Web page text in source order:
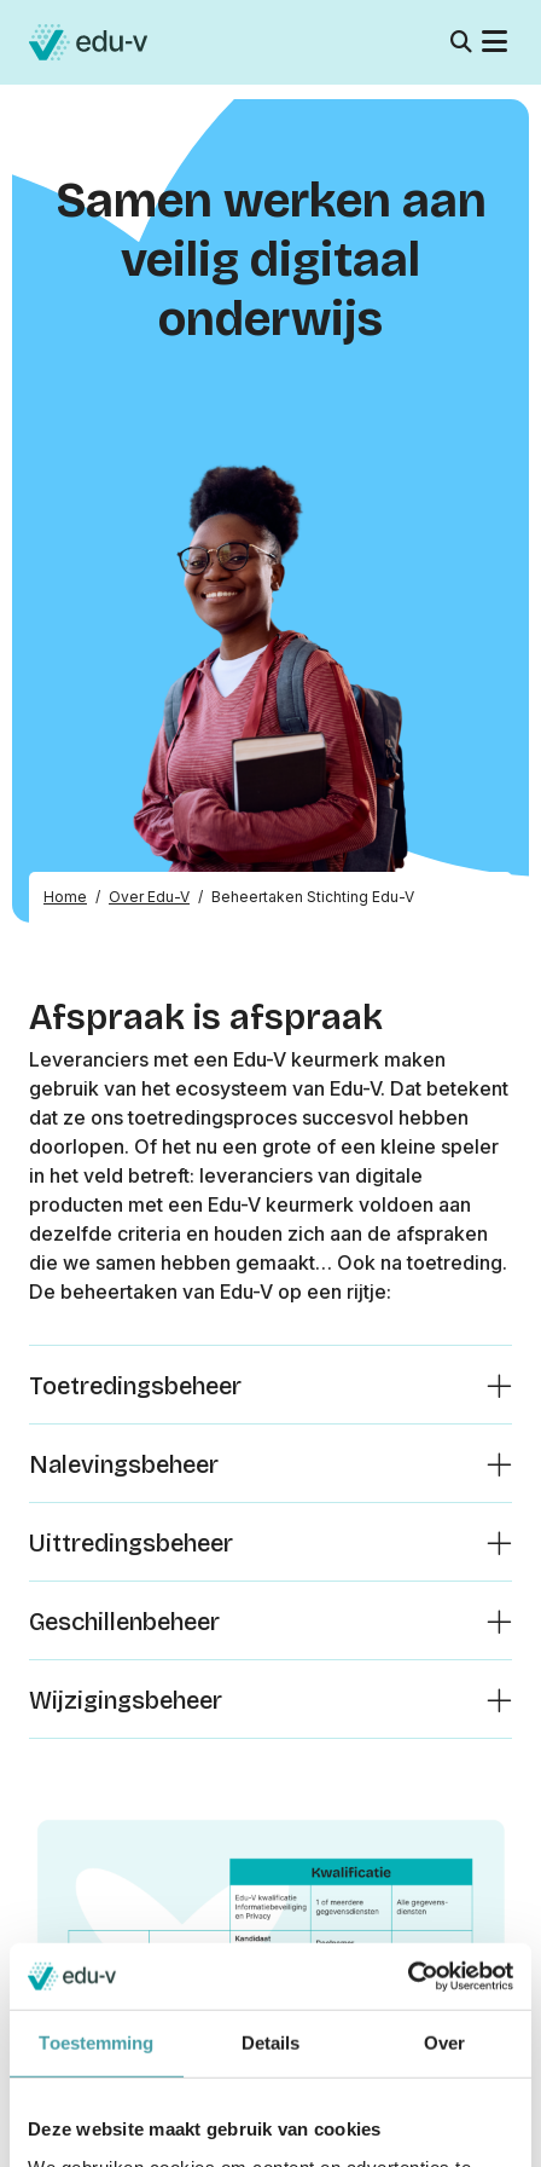
Toestemming Details Over
Deze website maakt gebruik van cookies
Samen werken aan
veilig digitaal
onderwijs
Home / Over Edu-V / Beheertaken Stichting Edu-V
Afspraak is afspraak
Leveranciers met een Edu-V keurmerk maken
gebruik van het ecosysteem van Edu-V. Dat betekent
dat ze ons toetredingsproces succesvol hebben
doorlopen. Of het nu een grote of een kleine speler
in het veld betreft: leveranciers van digitale
producten met een Edu-V keurmerk voldoen aan
dezelfde criteria en houden zich aan de afspraken
die we samen hebben gemaakt… Ook na toetreding.
De beheertaken van Edu-V op een rijtje:
Toetredingsbeheer
Nalevingsbeheer
Uittredingsbeheer
Geschillenbeheer
Wijzigingsbeheer